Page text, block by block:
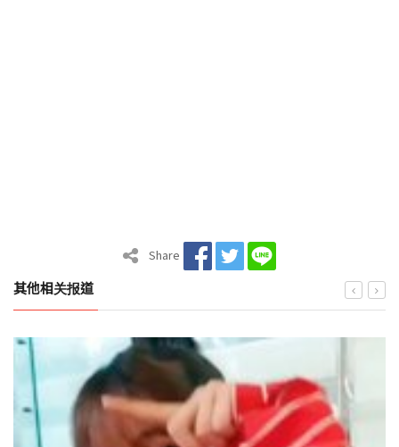
Share
其他相关报道